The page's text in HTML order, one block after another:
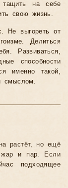
тащить на себе
свою жизнь.
Не выгореть от
Делиться
Развиваться,
способности
именно такой,
смыслом.
растёт, но ещё
жар и пар. Если
подходящее